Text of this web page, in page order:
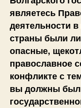
являетесь
деятельности
страны были
опасные,
православное
конфликте с
вы должны